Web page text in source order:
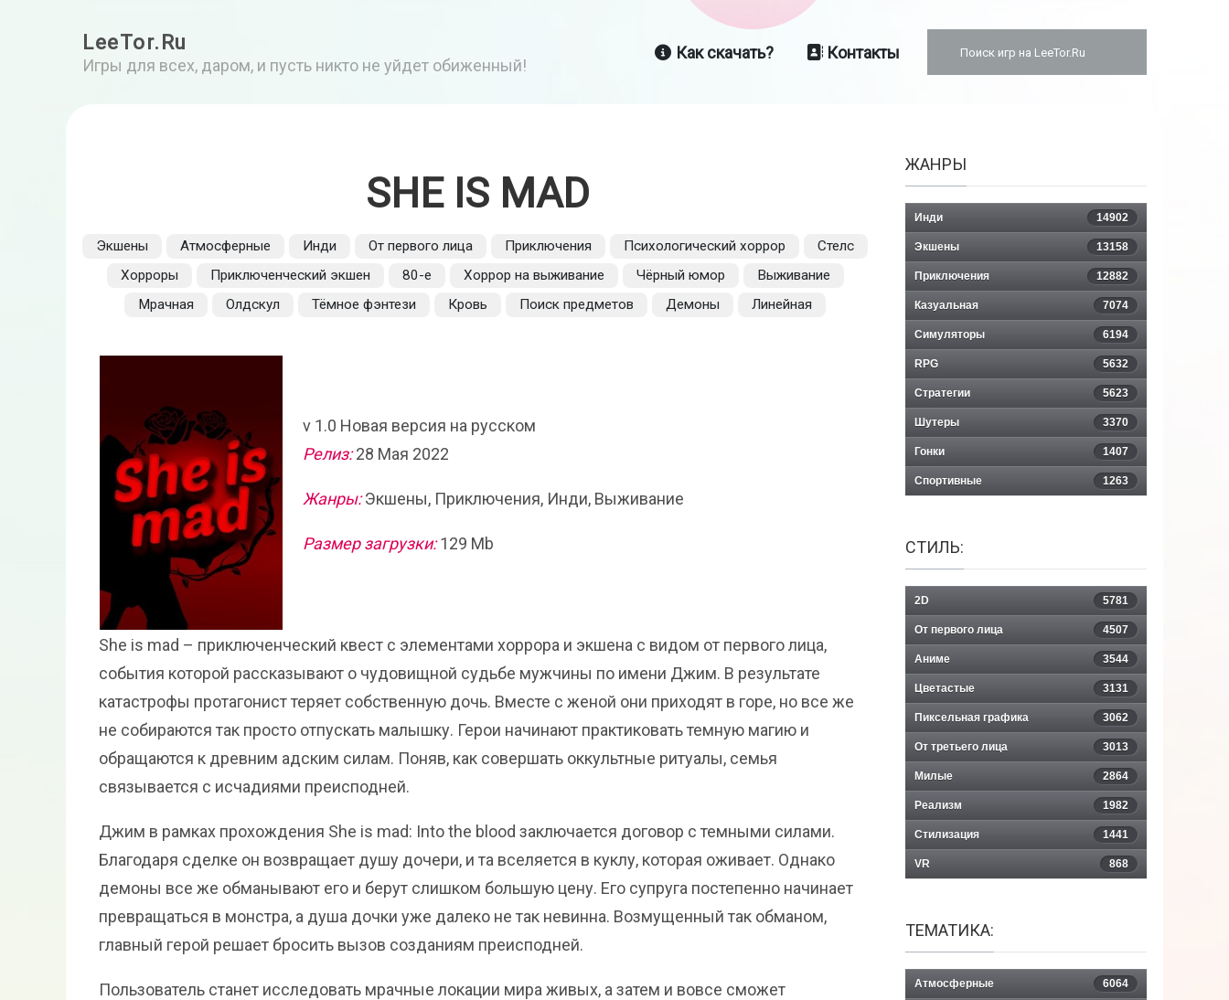
LeeTor.Ru
Игры для всех, даром, и пусть никто не уйдет обиженный!
Как скачать? Контакты
SHE IS MAD
Экшены Атмосферные Инди От первого лица Приключения Психологический хоррор
Стелс
Хорроры
Приключенческий экшен 80-е Хоррор на выживание Чёрный юмор
Выживание
Мрачная
Олдскул Тёмное фэнтези Кровь Поиск предметов Демоны Линейная
v 1.0 Новая версия на русском
Релиз:28 Мая 2022
Жанры:Экшены, Приключения, Инди, Выживание
Размер загрузки:129 Mb
She is mad – приключенческий квест с элементами хоррора и экшена с видом от первого лица,
события которой рассказывают о чудовищной судьбе мужчины по имени Джим. В результате
катастрофы протагонист теряет собственную дочь. Вместе с женой они приходят в горе, но все же
не собираются так просто отпускать малышку. Герои начинают практиковать темную магию и
обращаются к древним адским силам. Поняв, как совершать оккультные ритуалы, семья
связывается с исчадиями преисподней.
Джим в рамках прохождения She is mad: Into the blood заключается договор с темными силами.
Благодаря сделке он возвращает душу дочери, и та вселяется в куклу, которая оживает. Однако
демоны все же обманывают его и берут слишком большую цену. Его супруга постепенно начинает
превращаться в монстра, а душа дочки уже далеко не так невинна. Возмущенный так обманом,
главный герой решает бросить вызов созданиям преисподней.
Пользователь станет исследовать мрачные локации мира живых, а затем и вовсе сможет
ЖАНРЫ
Инди 14902
Экшены 13158
Приключения 12882
Казуальная 7074
Симуляторы 6194
RPG 5632
Стратегии 5623
Шутеры 3370
Гонки 1407
Спортивные 1263
СТИЛЬ:
2D 5781
От первого лица 4507
Аниме 3544
Цветастые 3131
Пиксельная графика 3062
От третьего лица 3013
Милые 2864
Реализм 1982
Стилизация 1441
VR 868
ТЕМАТИКА:
Атмосферные 6064